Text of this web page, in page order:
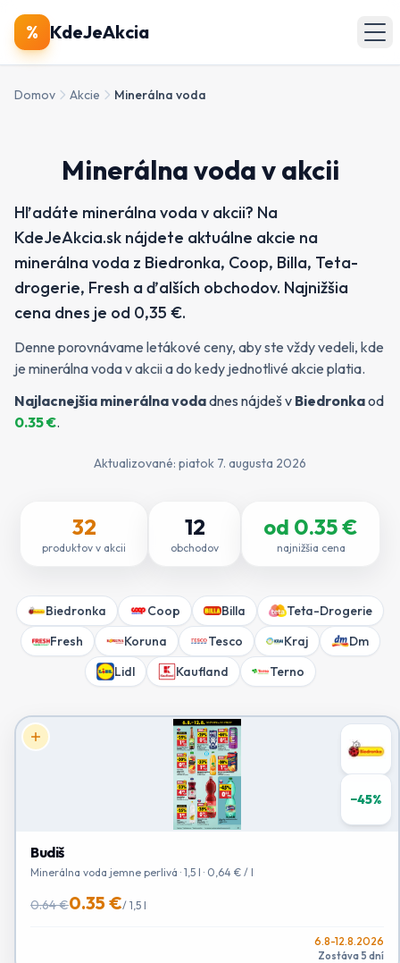
% KdeJeAkcia
🔍Produkty
Zobraziť všetky akcie
Domov Akcie Minerálna voda
Minerálna voda v akcii
Hľadáte minerálna voda v akcii? Na
KdeJeAkcia.sk nájdete aktuálne akcie na
minerálna voda z Biedronka, Coop, Billa, Teta-
drogerie, Fresh a ďalších obchodov. Najnižšia
cena dnes je od 0,35 €.
Denne porovnávame letákové ceny, aby ste vždy vedeli, kde
je minerálna voda v akcii a do kedy jednotlivé akcie platia.
Najlacnejšia minerálna vodadnes nájdeš v Biedronkaod
0.35€.
Aktualizované: piatok 7. augusta 2026
32
produktov v akcii
12
obchodov
od 0.35€
najnižšia cena
Biedronka Coop Billa
Teta-Drogerie
Fresh
Koruna Tesco Kraj
Dm
Lidl
Kaufland Terno
−45%
Budiš
Minerálna voda jemne perlivá · 1,5 l · 0,64 € / l
0.64 €0.35 €/ 1,5 l
6.8-12.8.2026
Zostáva 5 dní